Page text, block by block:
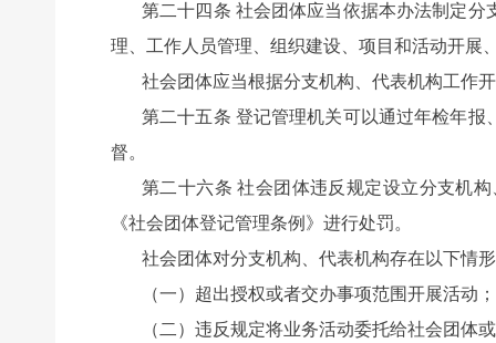
第二十四条 社会团体应当依据本办法制定
理、工作人员管理、组织建设、项目和活动开展
社会团体应当根据分支机构、代表机构工作
第二十五条 登记管理机关可以通过年检年
督。
第二十六条 社会团体违反规定设立分支机
《社会团体登记管理条例》进行处罚。
社会团体对分支机构、代表机构存在以下情
（一）超出授权或者交办事项范围开展活动；
（二）违反规定将业务活动委托给社会团体